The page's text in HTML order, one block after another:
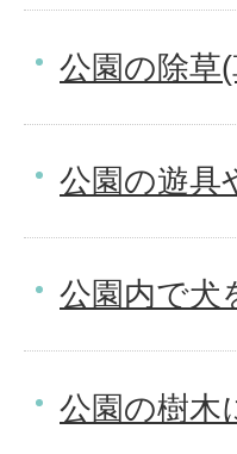
公園の除草
公園の遊具
公園内で犬
公園の樹木